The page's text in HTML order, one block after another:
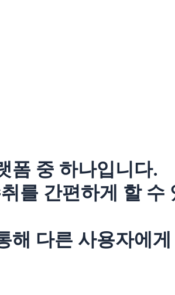
폼 중 하나입니다.
를 간편하게 할 수
다른 사용자에